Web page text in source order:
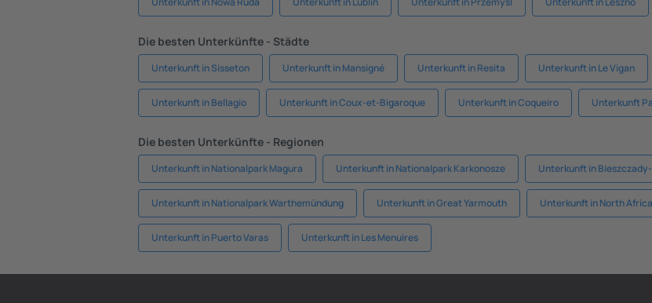
Die besten Unterkünfte - Städte
Unterkunft in Sisseton Unterkunft in Mansigné Unterkunft in Resita Unterkunft in Le Vigan
Unterkunft in Bellagio Unterkunft in Coux-et-Bigaroque Unterkunft in Coqueiro Unterkunft
Die besten Unterkünfte - Regionen
Unterkunft in Nationalpark Magura Unterkunft in Nationalpark Karkonosze Unterkunft in
Unterkunft in Nationalpark Warthemündung Unterkunft in Great Yarmouth Unterkunft in North Africa
Unterkunft in Puerto Varas Unterkunft in Les Menuires